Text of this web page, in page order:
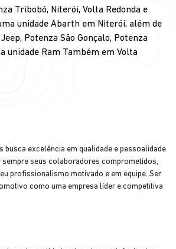
Tribobó, Niterói, Volta Redonda e
unidade Abarth em Niterói, além de
Potenza São Gonçalo, Potenza
unidade Ram Também em Volta
busca excelência em qualidade e pessoalidade
sempre seus colaboradores comprometidos,
profissionalismo motivado e em equipe. Ser
como uma empresa líder e competitiva